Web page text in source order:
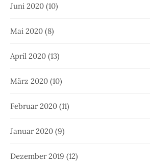
Juni 2020 (10)
Mai 2020 (8)
April 2020 (13)
März 2020 (10)
Februar 2020 (11)
Januar 2020 (9)
Dezember 2019 (12)